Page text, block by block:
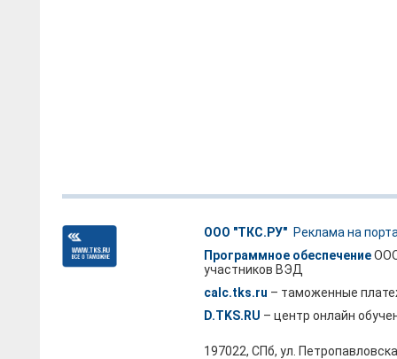
ООО "ТКС.РУ" Реклама на
Программное обеспечениеООО
участников ВЭД
calc.tks.ru – таможенные
D.TKS.RU – центр онлайн
197022, СПб, ул.